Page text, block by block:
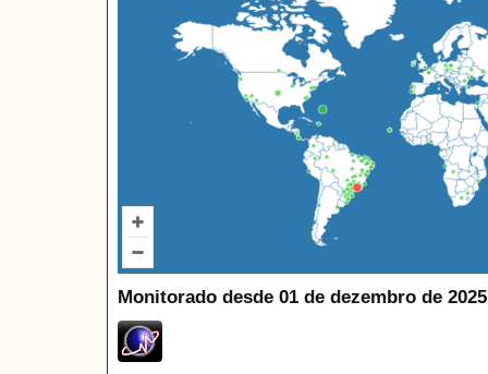
Monitorado desde 01 de dezembro de